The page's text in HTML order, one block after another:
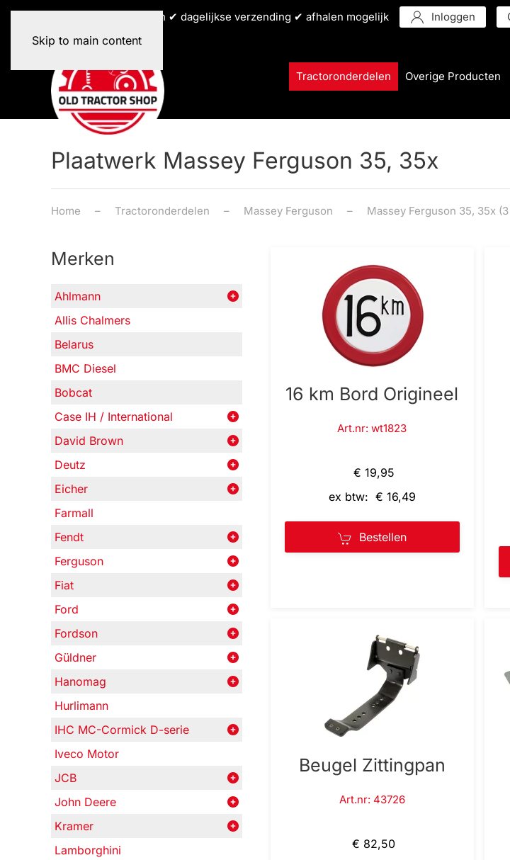
Skip to main content
✔ alle tractormerken ✔ dagelijkse verzending ✔ afhalen mogelijk Inloggen
Tractoronderdelen Overige Producten
Plaatwerk Massey Ferguson 35, 35x
Home Tractoronderdelen Massey Ferguson Massey Ferguson 35, 35x
Merken
Ahlmann
Allis Chalmers
Belarus
BMC Diesel
Bobcat
Case IH / International
David Brown
Deutz
Eicher
Farmall
Fendt
Ferguson
Fiat
Ford
Fordson
Güldner
Hanomag
Hurlimann
IHC MC-Cormick D-serie
Iveco Motor
JCB
John Deere
Kramer
Lamborghini
16 km Bord Origineel
Art.nr: wt1823
€ 19,95
ex btw: € 16,49
Bestellen
Beugel Zittingpan
Art.nr: 43726
€ 82,50